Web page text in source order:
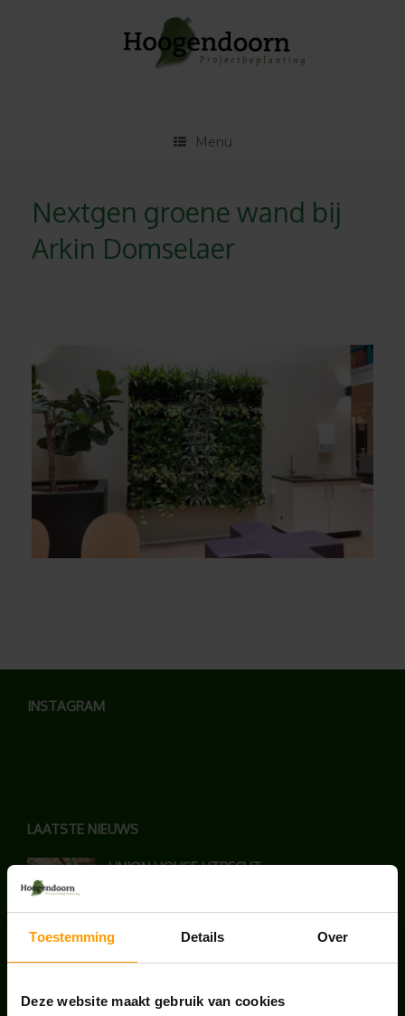
Toestemming Details Over
Deze website maakt gebruik van cookies
Menu
Nextgen groene wand bij
Arkin Domselaer
INSTAGRAM
LAATSTE NIEUWS
UNION HOUSE UTRECHT
KANTOORPLANT VAN DE MAAND JUNI: DE
juni 30, 2026